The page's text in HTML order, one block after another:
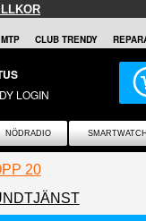
CLUB TRENDY
LOGIN
NÖDRADIO SMARTWATCH
20